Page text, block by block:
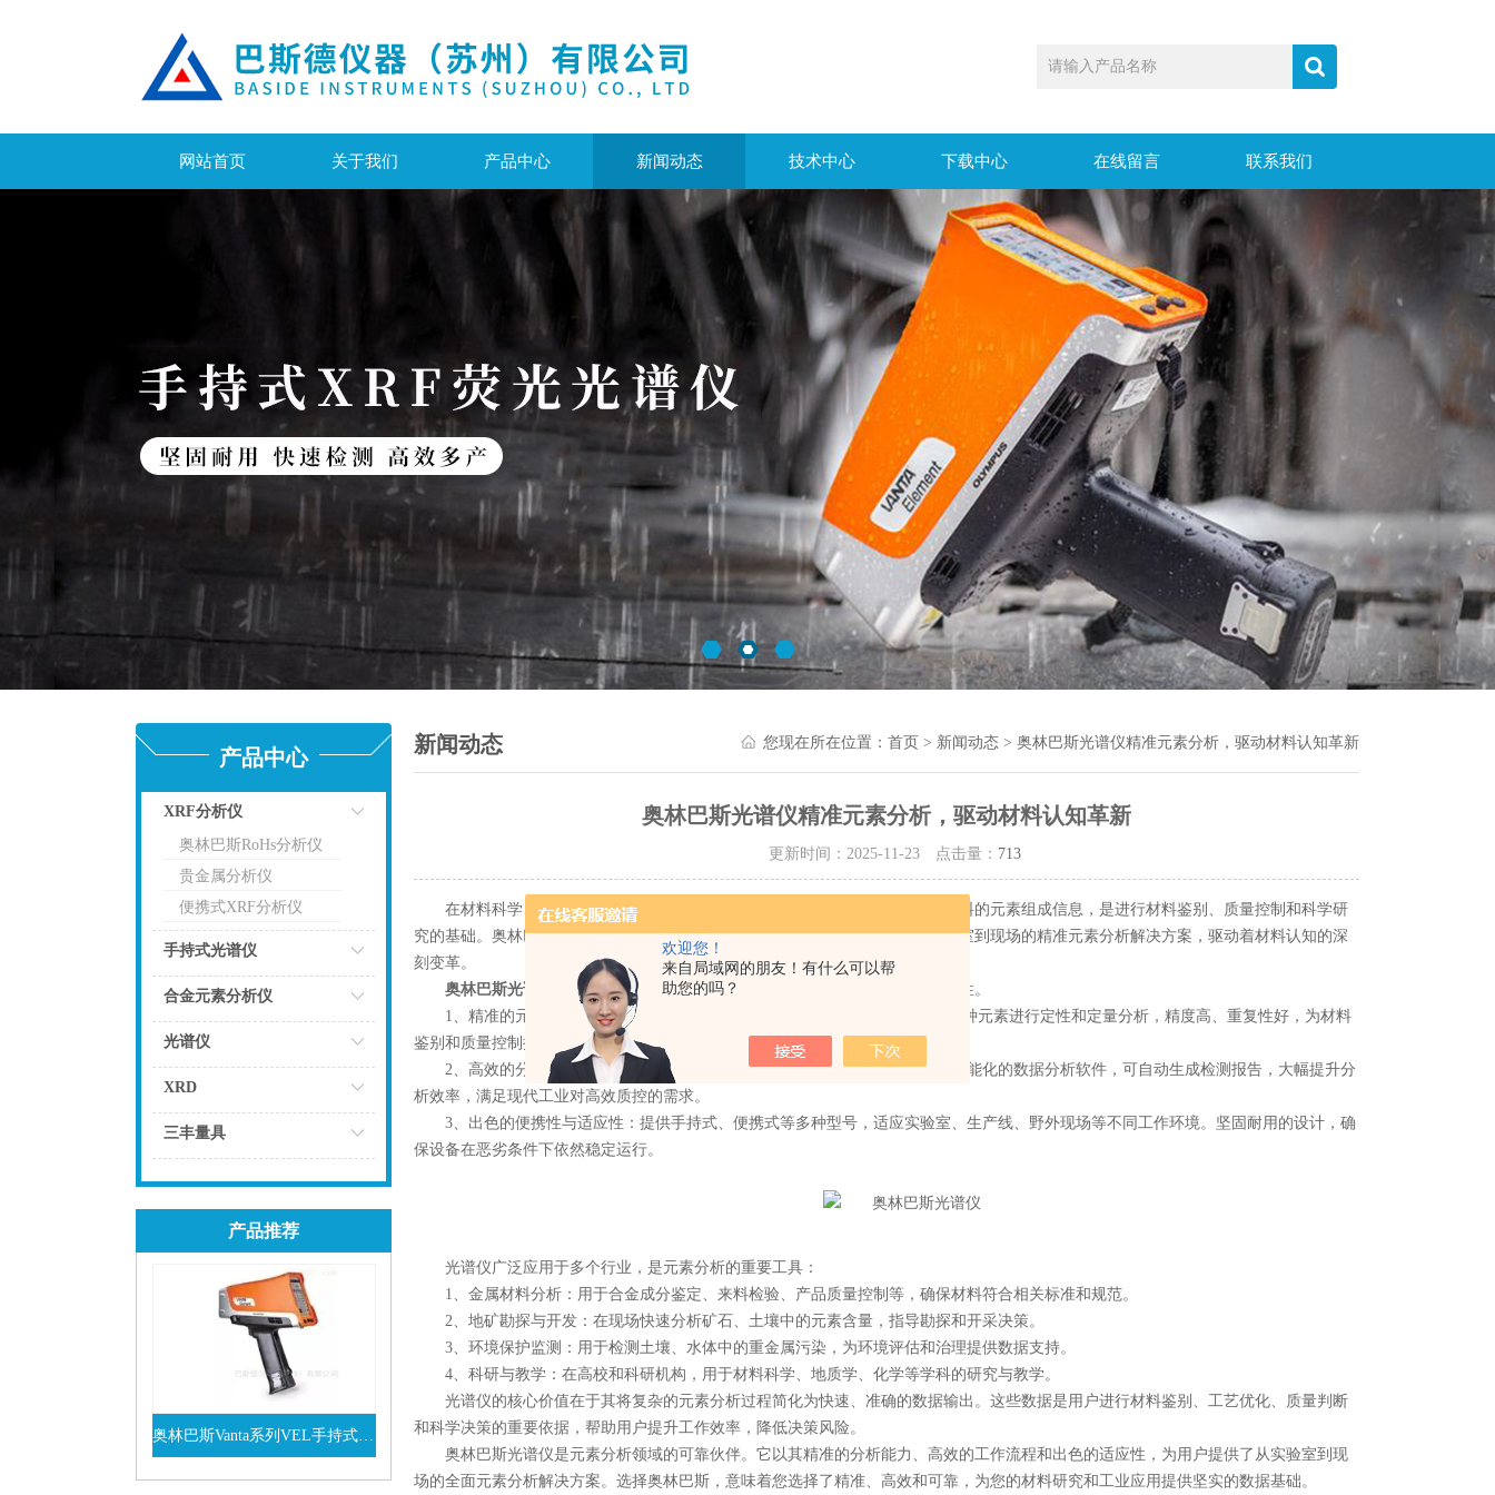
欢迎您！
来自局域网的朋友！有什么可以帮
助您的吗？
网站首页 关于我们 产品中心 新闻动态 技术中心 下载中心 在线留言 联系我们
产品中心
XRF分析仪
点击
奥林巴斯RoHs分析仪
贵金属分析仪
便携式XRF分析仪
手持式光谱仪
合金元素分析仪
光谱仪
XRD
三丰量具
产品推荐
奥林巴斯Vanta系列VEL手持式XRF光谱仪
查看详情
新闻动态 您现在所在位置： 首页 > 新闻动态 > 奥林巴斯光谱仪精准元素分析，驱动材料认知革新
奥林巴斯光谱仪精准元素分析，驱动材料认知革新
更新时间：2025-11-23 点击量： 713
在材料科学、地矿勘探、合金制造及环境保护等领域，快速、精准地获取材料的元素组成信息，是进行材料鉴别、质量控制和科学研
究的基础。奥林巴斯光谱仪，凭借其先进的光谱分析技术，为用户提供了从实验室到现场的精准元素分析解决方案，驱动着材料认知的深
刻变革。
奥林巴斯光谱仪
的核心优势在于其分析性能、高效的工作流程及出色的便携性。
1、精准的元素分析能力：采用先进的X射线荧光光谱技术，可对材料中的多种元素进行定性和定量分析，精度高、重复性好，为材料
鉴别和质量控制提供可靠的数据支持。
2、高效的分析流程：仪器设计人性化，操作简便，可实现快速检测。结合智能化的数据分析软件，可自动生成检测报告，大幅提升分
析效率，满足现代工业对高效质控的需求。
3、出色的便携性与适应性：提供手持式、便携式等多种型号，适应实验室、生产线、野外现场等不同工作环境。坚固耐用的设计，确
保设备在恶劣条件下依然稳定运行。
光谱仪广泛应用于多个行业，是元素分析的重要工具：
1、金属材料分析：用于合金成分鉴定、来料检验、产品质量控制等，确保材料符合相关标准和规范。
2、地矿勘探与开发：在现场快速分析矿石、土壤中的元素含量，指导勘探和开采决策。
3、环境保护监测：用于检测土壤、水体中的重金属污染，为环境评估和治理提供数据支持。
4、科研与教学：在高校和科研机构，用于材料科学、地质学、化学等学科的研究与教学。
光谱仪的核心价值在于其将复杂的元素分析过程简化为快速、准确的数据输出。这些数据是用户进行材料鉴别、工艺优化、质量判断
和科学决策的重要依据，帮助用户提升工作效率，降低决策风险。
奥林巴斯光谱仪是元素分析领域的可靠伙伴。它以其精准的分析能力、高效的工作流程和出色的适应性，为用户提供了从实验室到现
场的全面元素分析解决方案。选择奥林巴斯，意味着您选择了精准、高效和可靠，为您的材料研究和工业应用提供坚实的数据基础。